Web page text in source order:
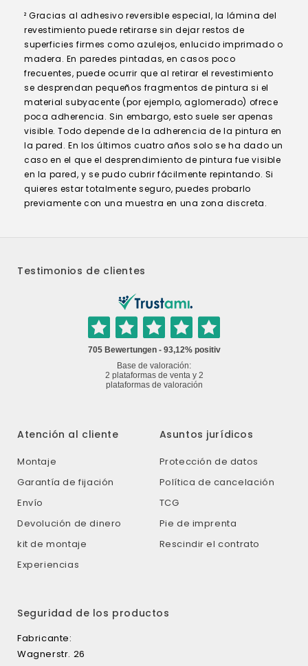
² Gracias al adhesivo reversible especial, la lámina del
revestimiento puede retirarse sin dejar restos de
superficies firmes como azulejos, enlucido imprimado o
madera. En paredes pintadas, en casos poco
frecuentes, puede ocurrir que al retirar el revestimiento
se desprendan pequeños fragmentos de pintura si el
material subyacente (por ejemplo, aglomerado) ofrece
poca adherencia. Sin embargo, esto suele ser apenas
visible. Todo depende de la adherencia de la pintura en
la pared. En los últimos cuatro años solo se ha dado un
caso en el que el desprendimiento de pintura fue visible
en la pared, y se pudo cubrir fácilmente repintando. Si
quieres estar totalmente seguro, puedes probarlo
previamente con una muestra en una zona discreta.
Testimonios de clientes
Atención al cliente
Montaje
Garantía de fijación
Envío
Devolución de dinero
kit de montaje
Experiencias
Asuntos jurídicos
Protección de datos
Política de cancelación
TCG
Pie de imprenta
Rescindir el contrato
Seguridad de los productos
Fabricante:
Wagnerstr. 26